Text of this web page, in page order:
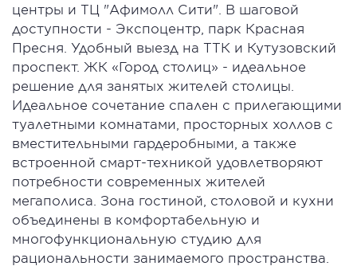
центры и ТЦ "Афимолл Сити". В шаговой
доступности - Экспоцентр, парк Красная
Пресня. Удобный выезд на ТТК и Кутузовский
проспект. ЖК «Город столиц» - идеальное
решение для занятых жителей столицы.
Идеальное сочетание спален с прилегающими
туалетными комнатами, просторных холлов с
вместительными гардеробными, а также
встроенной смарт-техникой удовлетворяют
потребности современных жителей
мегаполиса. Зона гостиной, столовой и кухни
объединены в комфортабельную и
многофункциональную студию для
рациональности занимаемого пространства.